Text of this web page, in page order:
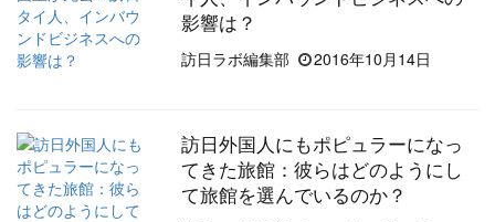
影響は？
訪日ラボ編集部
2016年10月14日
訪日外国人にもポピュラーになっ
てきた旅館：彼らはどのようにし
て旅館を選んでいるのか？